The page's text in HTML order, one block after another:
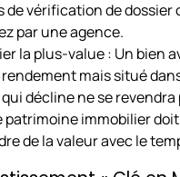
de vérification de dossier
par une agence.
la plus-value : Un bien
mais situé
décline ne se revendra
patrimoine immobilier doit
de la valeur avec le